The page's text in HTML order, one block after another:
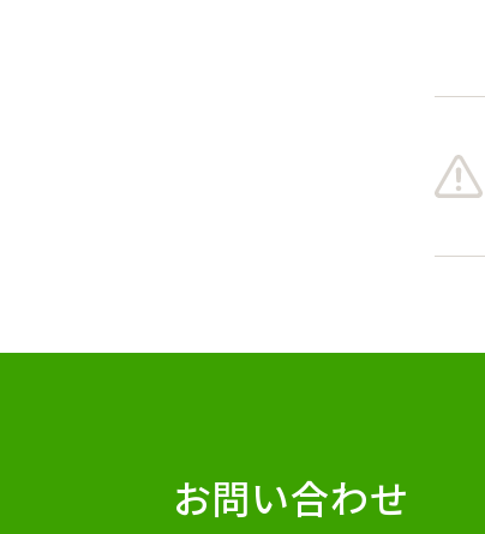
お問い合わせ